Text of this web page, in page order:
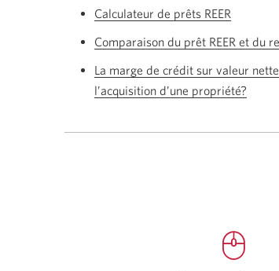
Calculateur de prêts REER
Comparaison du prêt REER et du
La marge de crédit sur valeur
l’acquisition d’une propriété?